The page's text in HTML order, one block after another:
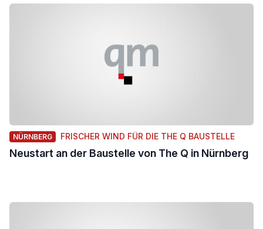
NÜRNBERG FRISCHER WIND FÜR DIE THE Q BAUSTELLE
Neustart an der Baustelle von The Q in Nürnberg